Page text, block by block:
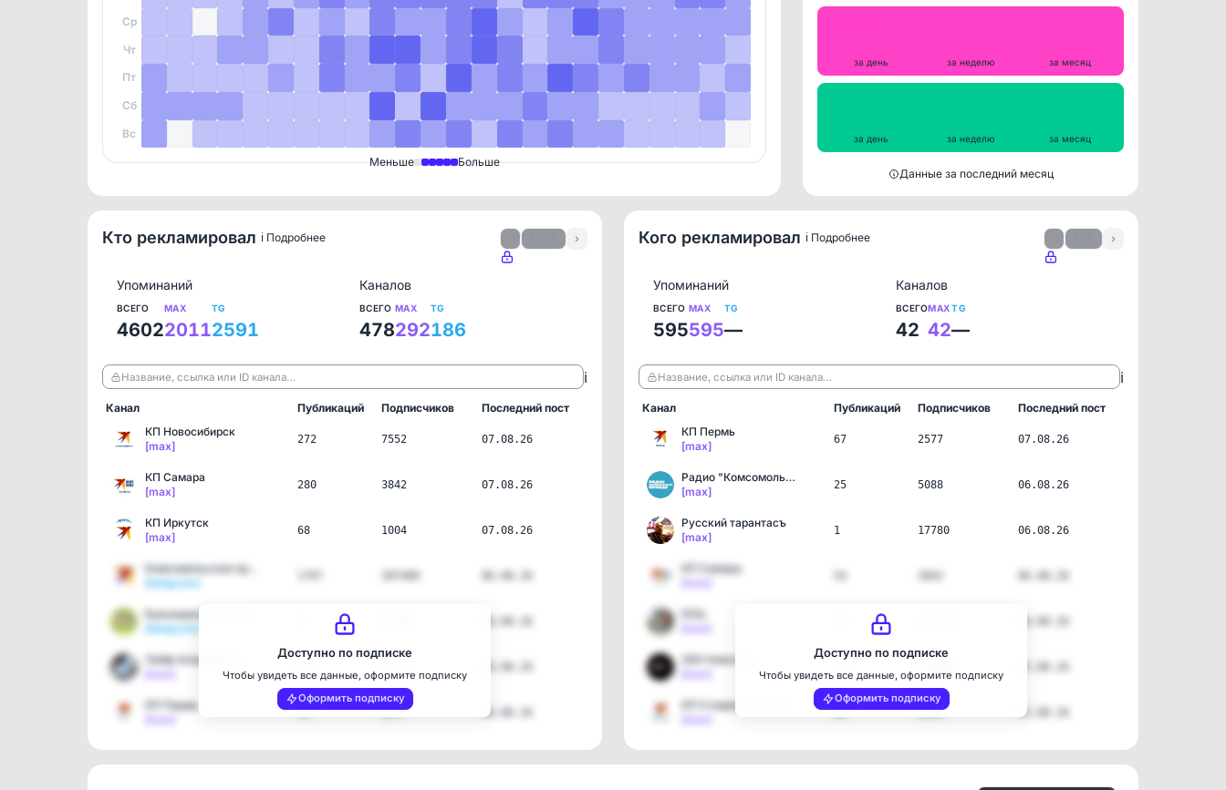
Ср
Чт
Пт
Сб
Вс
Меньше Больше
за день за неделю за месяц
за день за неделю за месяц
Данные за последний месяц
Кто рекламировал ℹ️ Подробнее ›
Упоминаний
ВСЕГО
4602
MAX
2011
TG
2591
Каналов
ВСЕГО
478
MAX
292
TG
186
Название, ссылка или ID канала… ℹ️
Канал Публикаций Подписчиков
Последний пост
КП Новосибирск
[max]
272 7552 07.08.26
КП Самара
[max]
280 3842 07.08.26
КП Иркутск
[max]
68 1004 07.08.26
[telegram]
Бульварное кольцо
[telegram]
Лайф Апшеронск
КП Пермь
15 2577 06.08.26
Доступно по подписке
Чтобы увидеть все данные, оформите подписку
Оформить подписку
Кого рекламировал ℹ️ Подробнее ›
Упоминаний
ВСЕГО
595
MAX
595
TG
—
Каналов
ВСЕГО
42
MAX
42
TG
—
Название, ссылка или ID канала… ℹ️
Канал Публикаций Подписчиков
Последний пост
КП Пермь
[max]
67 2577 07.08.26
Радио "Комсомольская пра…
[max]
25 5088 06.08.26
Русский тарантасъ
[max]
1 17780 06.08.26
КП Самара
КОЦ
360 Новости
63 3159 05.08.26
Доступно по подписке
Чтобы увидеть все данные, оформите подписку
Оформить подписку